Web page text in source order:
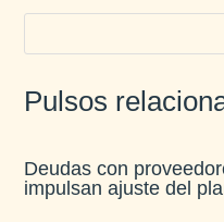
Pulsos
Deudas con
impulsan ajuste del